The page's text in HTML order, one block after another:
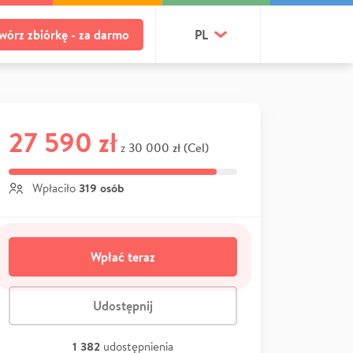
zbiórkę - za darmo PL
27 590 zł z 30 000 zł (Cel)
Wpłaciło 319 osób
Wpłać teraz
Udostępnij
1 382 udostępnienia